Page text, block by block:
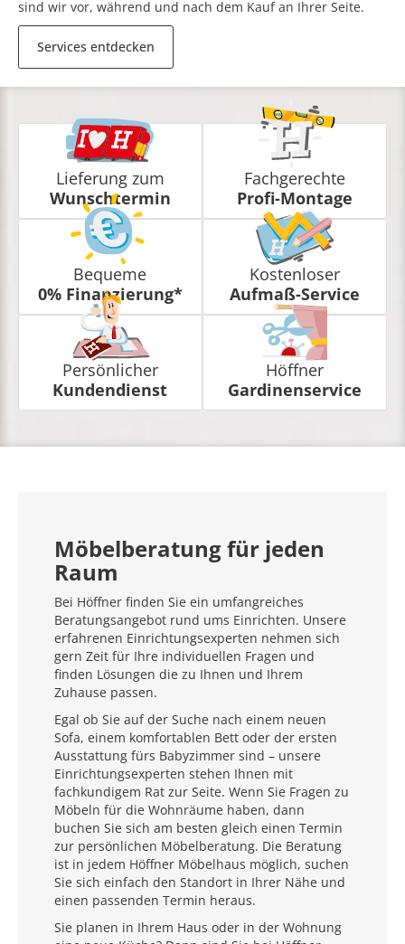
sind wir vor, während und nach dem Kauf an Ihrer Seite.
Services entdecken
Lieferung zum
Wunschtermin
Fachgerechte
Profi-Montage
Bequeme
0% Finanzierung*
Kostenloser
Aufmaß-Service
Persönlicher
Kundendienst
Höffner
Gardinenservice
Möbelberatung für jeden
Raum
Bei Höffner finden Sie ein umfangreiches
Beratungsangebot rund ums Einrichten. Unsere
erfahrenen Einrichtungsexperten nehmen sich
gern Zeit für Ihre individuellen Fragen und
finden Lösungen die zu Ihnen und Ihrem
Zuhause passen.
Egal ob Sie auf der Suche nach einem neuen
Sofa, einem komfortablen Bett oder der ersten
Ausstattung fürs Babyzimmer sind – unsere
Einrichtungsexperten stehen Ihnen mit
fachkundigem Rat zur Seite. Wenn Sie Fragen zu
Möbeln für die Wohnräume haben, dann
buchen Sie sich am besten gleich einen Termin
zur persönlichen Möbelberatung. Die Beratung
ist in jedem Höffner Möbelhaus möglich, suchen
Sie sich einfach den Standort in Ihrer Nähe und
einen passenden Termin heraus.
Sie planen in Ihrem Haus oder in der Wohnung